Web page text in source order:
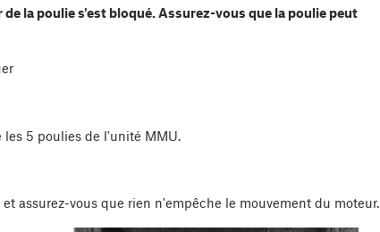
de la poulie s'est bloqué. Assurez-vous que la poulie peut
5 poulies de l'unité MMU.
assurez-vous que rien n'empêche le mouvement du moteur.